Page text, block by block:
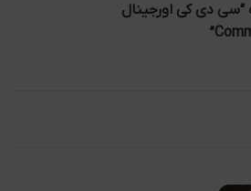
دی کی اورجینال